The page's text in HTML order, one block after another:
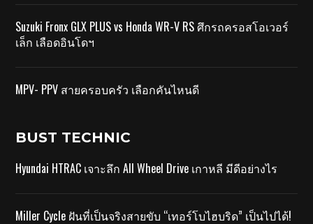
Suzuki Fronx GLX PLUS vs Honda WR-V RS ศึกรถครอสโอเวอร์
เล็ก เลือดอินโดฯ
MPV- PPV สายครอบครัว เลือกคันไหนดี
BUST TECHNIC
Hyundai HTRAC เจาะลึก All Wheel Drive เกาหลี มีดีอย่างไร
Miller Cycle ฝันที่เป็นจริงสายขับ “เทอร์โบไฮบริด” เป็นไปได้!